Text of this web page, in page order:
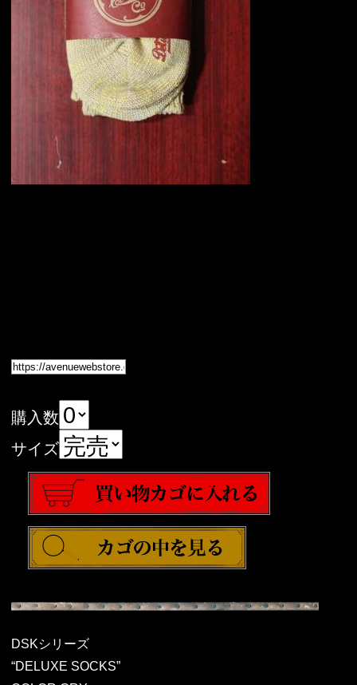
購入数
サイズ
DSKシリーズ
“DELUXE SOCKS”